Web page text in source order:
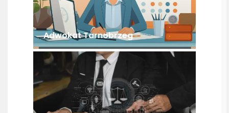
Adwokat Tarnobrzeg